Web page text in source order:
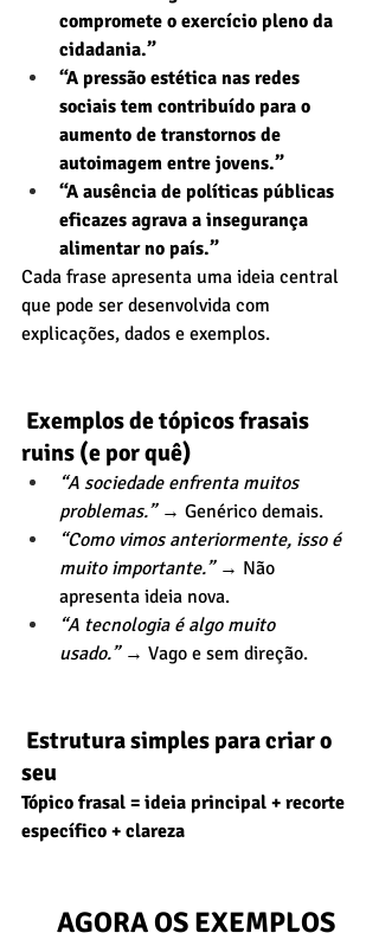
compromete o exercício pleno da
cidadania.”
“A pressão estética nas redes
sociais tem contribuído para o
aumento de transtornos de
autoimagem entre jovens.”
“A ausência de políticas públicas
eficazes agrava a insegurança
alimentar no país.”
Cada frase apresenta uma ideia central
que pode ser desenvolvida com
explicações, dados e exemplos.
ruins (e por quê)
“A sociedade enfrenta muitos
problemas.” → Genérico demais.
“Como vimos anteriormente, isso é
muito importante.” → Não
apresenta ideia nova.
“A tecnologia é algo muito
usado.” → Vago e sem direção.
seu
Tópico frasal = ideia principal + recorte
específico + clareza
AGORA OS EXEMPLOS